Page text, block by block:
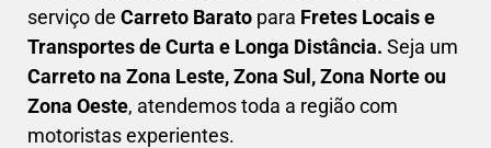
serviço de Carreto Barato para Fretes Locais e
Transportes de Curta e Longa Distância. Seja um
Carreto na Zona Leste, Zona Sul, Zona Norte ou
Zona Oeste, atendemos toda a região com
motoristas experientes.